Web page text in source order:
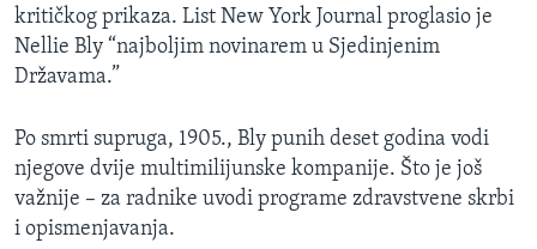
kritičkog prikaza. List New York Journal proglasio je
Nellie Bly “najboljim novinarem u Sjedinjenim
Državama.”
Po smrti supruga, 1905., Bly punih deset godina vodi
njegove dvije multimilijunske kompanije. Što je još
važnije – za radnike uvodi programe zdravstvene skrbi
i opismenjavanja.